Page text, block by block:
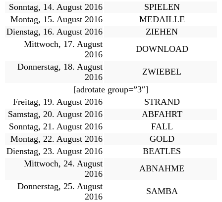
Sonntag, 14. August 2016
SPIELEN
Montag, 15. August 2016
MEDAILLE
Dienstag, 16. August 2016
ZIEHEN
Mittwoch, 17. August
2016
DOWNLOAD
Donnerstag, 18. August
2016
ZWIEBEL
[adrotate group=”3″]
Freitag, 19. August 2016
STRAND
Samstag, 20. August 2016
ABFAHRT
Sonntag, 21. August 2016
FALL
Montag, 22. August 2016
GOLD
Dienstag, 23. August 2016
BEATLES
Mittwoch, 24. August
2016
ABNAHME
Donnerstag, 25. August
2016
SAMBA